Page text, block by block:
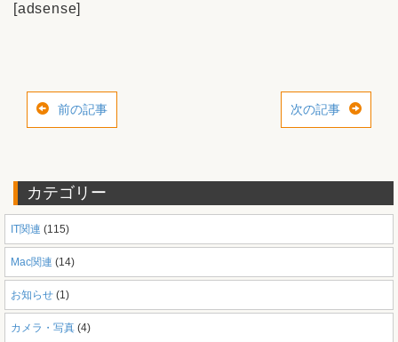
[adsense]
前の記事 次の記事
カテゴリー
IT関連 (115)
Mac関連 (14)
お知らせ (1)
カメラ・写真 (4)